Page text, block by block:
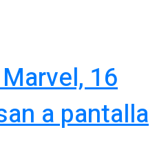
16
a pantalla